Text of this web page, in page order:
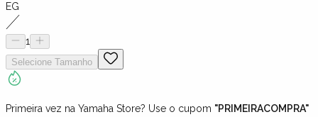
EG
1
Selecione Tamanho
Primeira vez na Yamaha Store? Use o cupom "PRIMEIRACOMPRA"